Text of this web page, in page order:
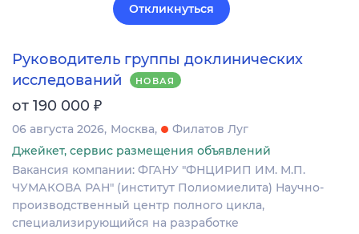
Откликнуться
Руководитель группы доклинических
исследований
НОВАЯ
от 190 000 ₽
06 августа 2026 Москва
Филатов Луг
Джейкет, сервис размещения объявлений
Вакансия компании: ФГАНУ "ФНЦИРИП ИМ. М.П.
ЧУМАКОВА РАН" (институт Полиомиелита) Научно-
производственный центр полного цикла,
специализирующийся на разработке